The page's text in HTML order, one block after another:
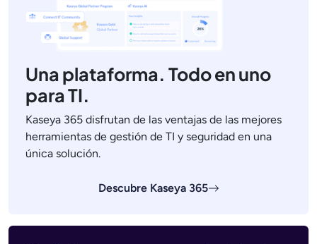
Una plataforma. Todo en uno
para TI.
Kaseya 365 disfrutan de las ventajas de las mejores
herramientas de gestión de TI y seguridad en una
única solución.
Descubre Kaseya 365